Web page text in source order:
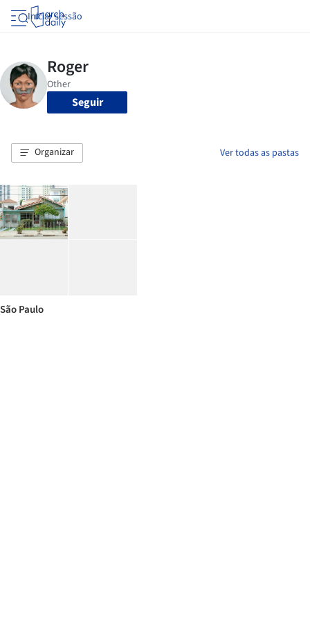
Iniciar sessão
Seguir
Organizar Ver todas as pastas
São Paulo